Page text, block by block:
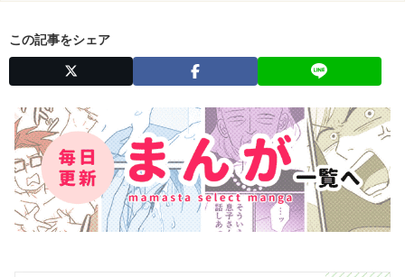
この記事をシェア